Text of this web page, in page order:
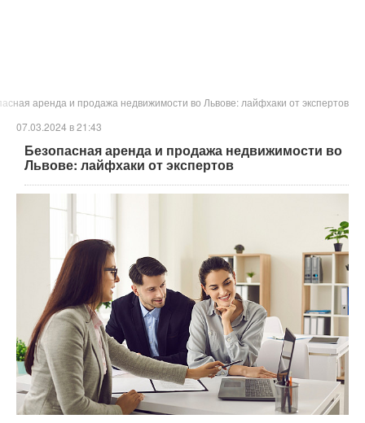
аренда и продажа недвижимости во Львове: лайфхаки от экспертов
07.03.2024 в 21:43
Безопасная аренда и продажа недвижимости во
Львове: лайфхаки от экспертов